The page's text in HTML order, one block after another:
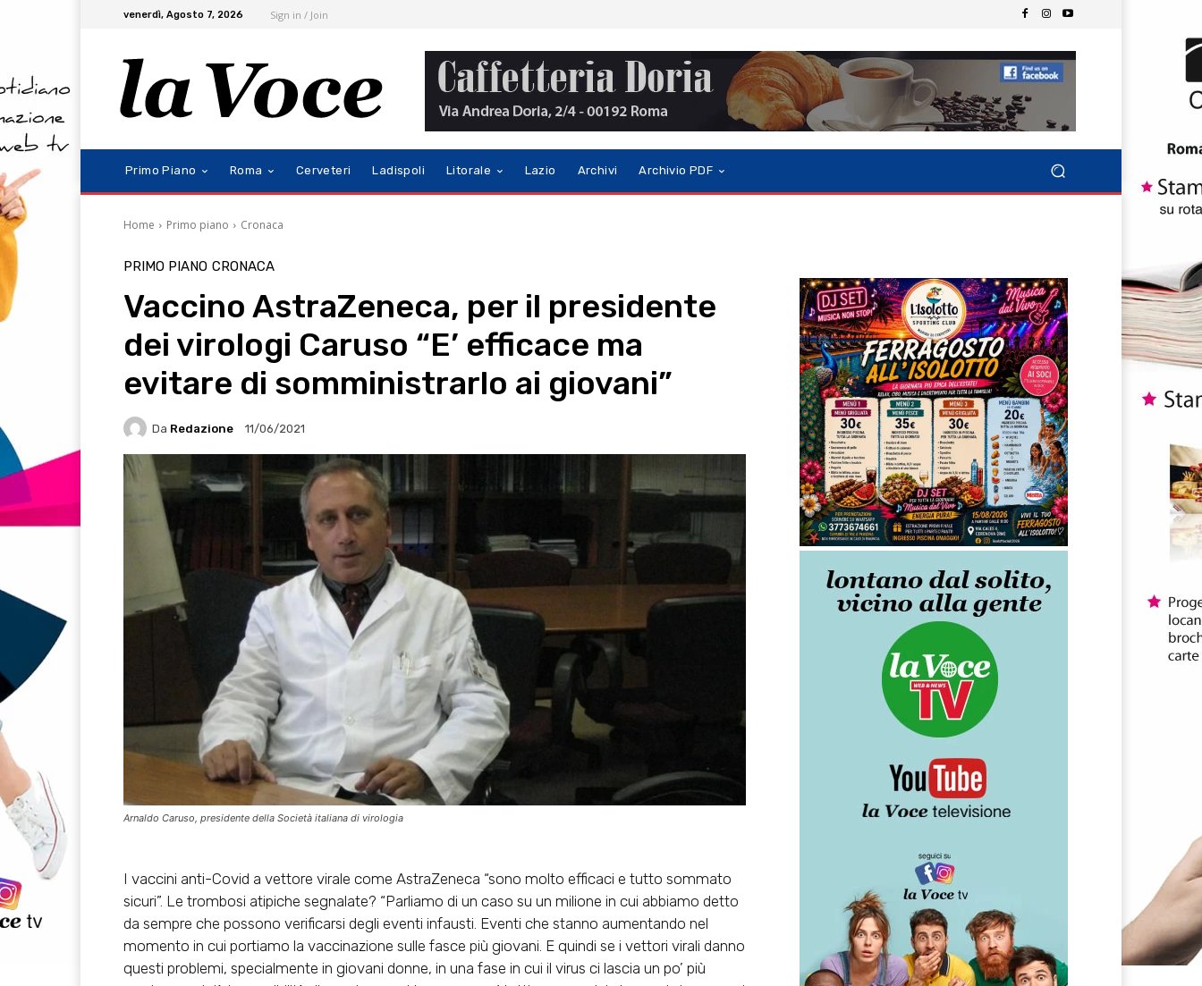
venerdì, Agosto 7, 2026 Sign in / Join
Primo Piano Roma Cerveteri Ladispoli Litorale Lazio Archivi Archivio PDF
Home Primo piano Cronaca
PRIMO PIANO CRONACA
Vaccino AstraZeneca, per il presidente
dei virologi Caruso “E’ efficace ma
evitare di somministrarlo ai giovani”
Da Redazione 11/06/2021
Arnaldo Caruso, presidente della Società italiana di virologia
I vaccini anti-Covid a vettore virale come AstraZeneca “sono molto efficaci e tutto sommato
sicuri”. Le trombosi atipiche segnalate? “Parliamo di un caso su un milione in cui abbiamo detto
da sempre che possono verificarsi degli eventi infausti. Eventi che stanno aumentando nel
momento in cui portiamo la vaccinazione sulle fasce più giovani. E quindi se i vettori virali danno
questi problemi, specialmente in giovani donne, in una fase in cui il virus ci lascia un po’ più